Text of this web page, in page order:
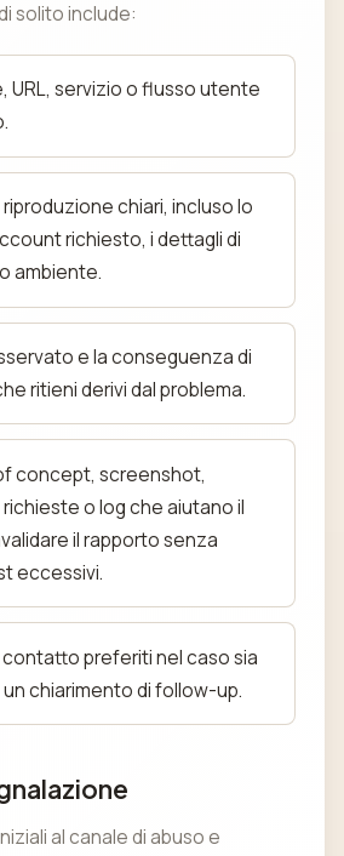
solito include:
URL, servizio o flusso utente
riproduzione chiari, incluso lo
richiesto, i dettagli di
ambiente.
e la conseguenza di
ritieni derivi dal problema.
concept, screenshot,
o log che aiutano il
il rapporto senza
eccessivi.
contatto preferiti nel caso sia
chiarimento di follow-up.
al canale di abuso e